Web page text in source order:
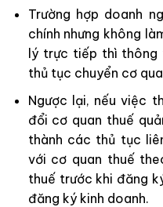
Trường hợp doanh
chính nhưng không
lý trực tiếp thì thông
thủ tục chuyển cơ
Ngược lại, nếu việc
đổi cơ quan thuế
thành các thủ tục
với cơ quan thuế
thuế trước khi đăng
đăng ký kinh doanh.